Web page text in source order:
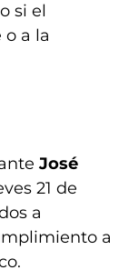
si el
a la
José
21 de
a
a